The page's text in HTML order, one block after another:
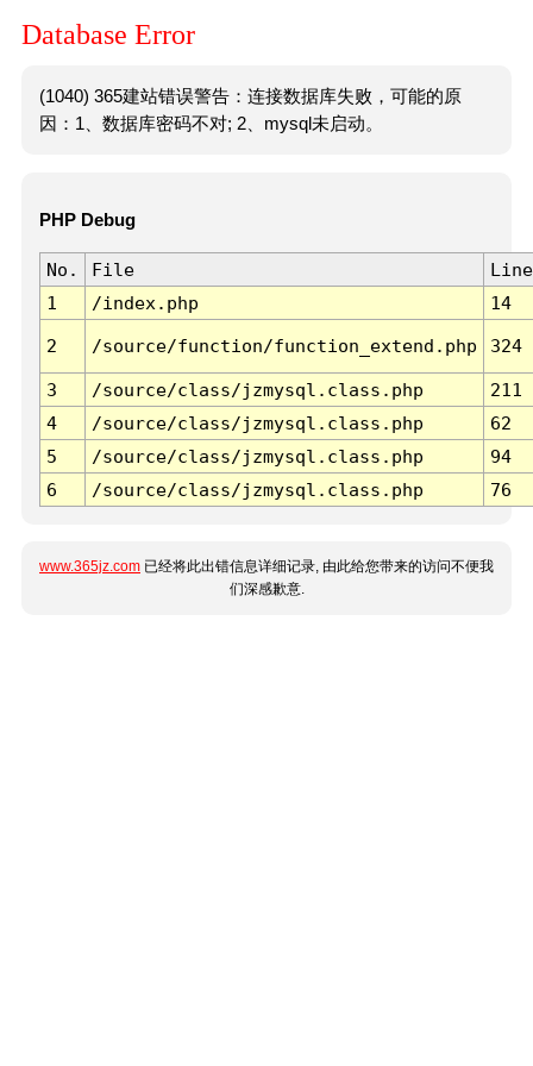
Database Error
(1040) 365建站错误警告：连接数据库失败，可能的原
因：1、数据库密码不对; 2、mysql未启动。
PHP Debug
No. File
Line
1
/index.php 14
2 /source/function/function_extend.php 324
3 /source/class/jzmysql.class.php
211
4
/source/class/jzmysql.class.php
62
5
/source/class/jzmysql.class.php
94
6
/source/class/jzmysql.class.php 76
www.365jz.com 已经将此出错信息详细记录, 由此给您带来的访问不便我
们深感歉意.